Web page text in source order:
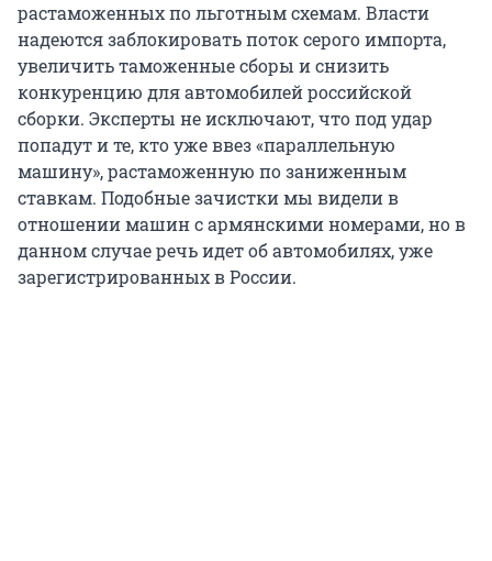
растаможенных по льготным схемам. Власти
надеются заблокировать поток серого импорта,
увеличить таможенные сборы и снизить
конкуренцию для автомобилей российской
сборки. Эксперты не исключают, что под удар
попадут и те, кто уже ввез «параллельную
машину», растаможенную по заниженным
ставкам. Подобные зачистки мы видели в
отношении машин с армянскими номерами, но в
данном случае речь идет об автомобилях, уже
зарегистрированных в России.